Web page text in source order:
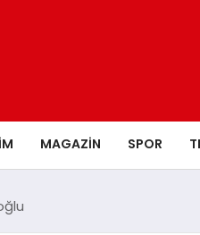
MAGAZIN SPOR